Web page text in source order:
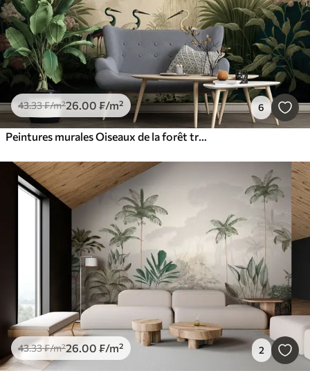
43.33₣/m²26.00 ₣/m² 6
Peintures murales Oiseaux de la forêt tropicale
43.33₣/m²26.00 ₣/m² 2